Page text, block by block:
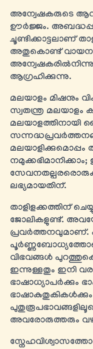
അന്വേഷകരുടെ
ഊർജ്ജം.
ചൂണ്ടിക്കാട്ടലാണ്
അതുകൊണ്ട്
ആഗ്രഹിക്കുന്നു.
മലയാളം മിഷനും
സ്വതന്ത്ര മലയാളം
മലയാളിക്കുമൊപ്പം
ലഭ്യമായതിന്.
താളിളക്കത്തിന്
ജോലികളുണ്ട്.
വിഭവങ്ങൾ
ഇന്നുള്ളതും ഇനി
ഭാഷാധ്യാപർക്കും
അവരോരുത്തരും